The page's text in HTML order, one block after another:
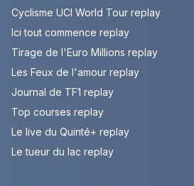
Cyclisme UCI World Tour replay
Ici tout commence replay
Tirage de l'Euro Millions replay
Les Feux de l'amour replay
Journal de TF1 replay
Top courses replay
Le live du Quinté+ replay
Le tueur du lac replay